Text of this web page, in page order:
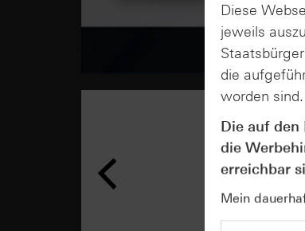
Diese
jeweils
die
worden sind.
Die auf
die
erreichbar
Mein